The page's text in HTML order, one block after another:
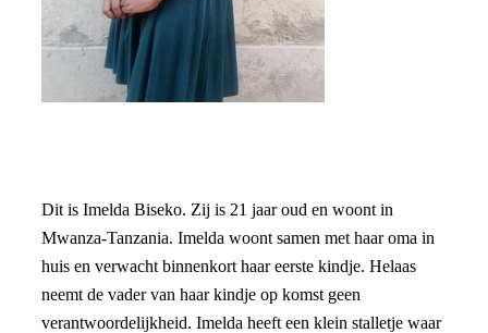
Dit is Imelda Biseko. Zij is 21 jaar oud en woont in
Mwanza-Tanzania. Imelda woont samen met haar oma in
huis en verwacht binnenkort haar eerste kindje. Helaas
neemt de vader van haar kindje op komst geen
verantwoordelijkheid. Imelda heeft een klein stalletje waar